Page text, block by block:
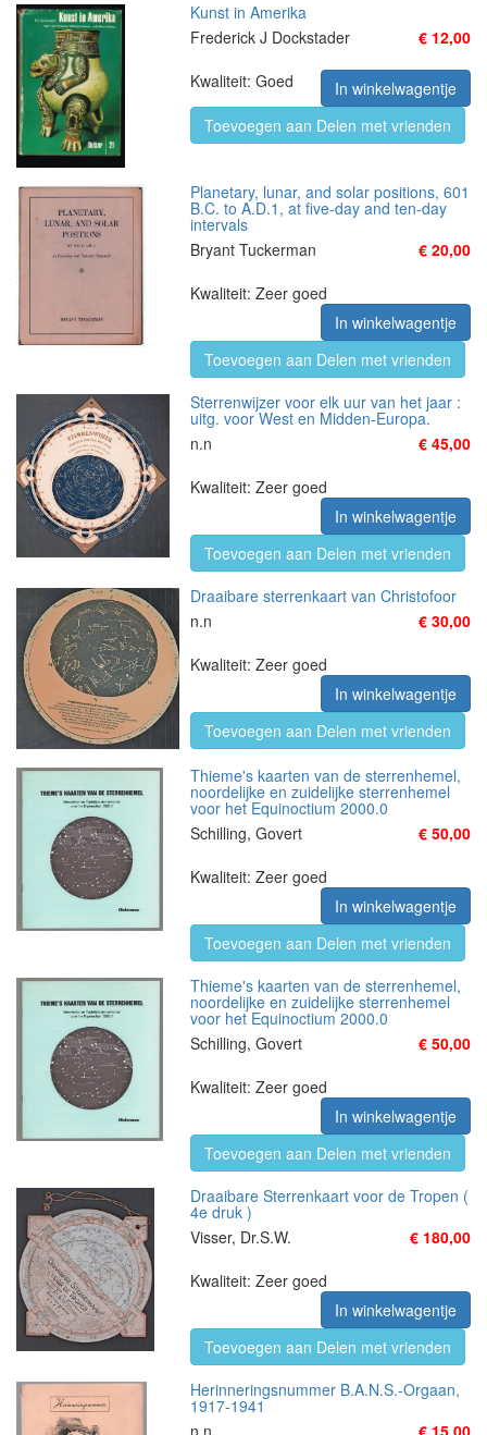
Kunst in Amerika
Frederick J Dockstader
€ 12,00
Kwaliteit: Goed
In winkelwagentje
Toevoegen aan Delen met vrienden
Planetary, lunar, and solar positions, 601
B.C. to A.D.1, at five-day and ten-day
intervals
Bryant Tuckerman
€ 20,00
Kwaliteit: Zeer goed
In winkelwagentje
Toevoegen aan Delen met vrienden
Sterrenwijzer voor elk uur van het jaar :
uitg. voor West en Midden-Europa.
n.n
€ 45,00
Kwaliteit: Zeer goed
In winkelwagentje
Toevoegen aan Delen met vrienden
Draaibare sterrenkaart van Christofoor
n.n
€ 30,00
Kwaliteit: Zeer goed
In winkelwagentje
Toevoegen aan Delen met vrienden
Thieme's kaarten van de sterrenhemel,
noordelijke en zuidelijke sterrenhemel
voor het Equinoctium 2000.0
Schilling, Govert
€ 50,00
Kwaliteit: Zeer goed
In winkelwagentje
Toevoegen aan Delen met vrienden
Thieme's kaarten van de sterrenhemel,
noordelijke en zuidelijke sterrenhemel
voor het Equinoctium 2000.0
Schilling, Govert
€ 50,00
Kwaliteit: Zeer goed
In winkelwagentje
Toevoegen aan Delen met vrienden
Draaibare Sterrenkaart voor de Tropen (
4e druk )
Visser, Dr.S.W.
€ 180,00
Kwaliteit: Zeer goed
In winkelwagentje
Toevoegen aan Delen met vrienden
Herinneringsnummer B.A.N.S.-Orgaan,
1917-1941
n.n
€ 15,00